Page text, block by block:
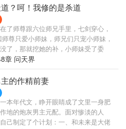
太子殿下看她的眼神不太对？ …… 嘉
梦。 梦里他正在边疆平叛，自己心心
嫁给他的死对头？ 等他快马加鞭赶回
姑娘坟头草已长了三尺高。 纵使他在
砍了那些阴险小人，抱着她的牌位过
来，他回到小姑娘及笄之前。 没等他
己送上门来。 嘉靖太子笑的得意。 这
之物。 小姑娘，他也要定了。
？呵！我修的是杀道
了师尊跟六位师兄手里，七剑穿心，
尊只爱小师妹，师兄们只宠小师妹，
了，那就挖她的补，小师妹受了委
来受。 重来一世。 还这样？ 行。 这
要了！ 玄冰崖上，决绝一跳，死不认
滴咋滴。 修真大典，宗门大比，叶绾
为修仙界新宠，无数英杰恭贺，无上
的七师妹，一个个后悔了。 哭着追上
经入了天一宗，成了他人的小师妹。
身前，一脸冷漠地看向了他们。 而在
章 问天界
的作精前妻
本年代文，睁开眼睛成了文里一身肥
地的炮灰男主元配。面对惨淡的人
己制定了个计划：一、和未来是大佬